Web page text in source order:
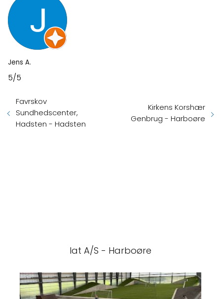
Jens A.
5/5
Favrskov
Sundhedscenter,
Hadsten - Hadsten
Kirkens Korshær
Genbrug - Harboøre
Iat A/S - Harboøre